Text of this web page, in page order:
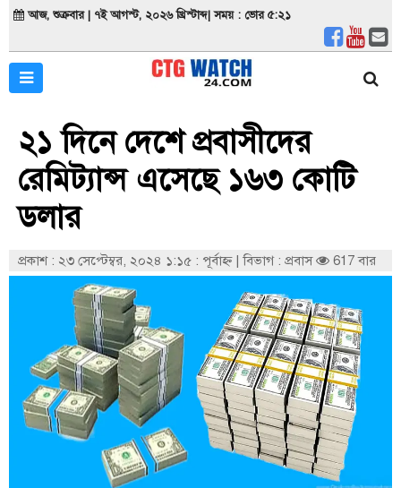
আজ, শুক্রবার | ৭ই আগস্ট, ২০২৬ খ্রিস্টাব্দ| সময় : ভোর ৫:২১
২১ দিনে দেশে প্রবাসীদের
রেমিট্যান্স এসেছে ১৬৩ কোটি
ডলার
প্রকাশ : ২৩ সেপ্টেম্বর, ২০২৪ ১:১৫ : পূর্বাহ্ণ |বিভাগ : প্রবাস 617 বার